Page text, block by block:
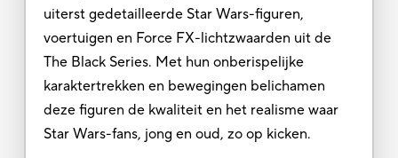
uiterst gedetailleerde Star Wars-figuren,
voertuigen en Force FX-lichtzwaarden uit de
The Black Series. Met hun onberispelijke
karaktertrekken en bewegingen belichamen
deze figuren de kwaliteit en het realisme waar
Star Wars-fans, jong en oud, zo op kicken.